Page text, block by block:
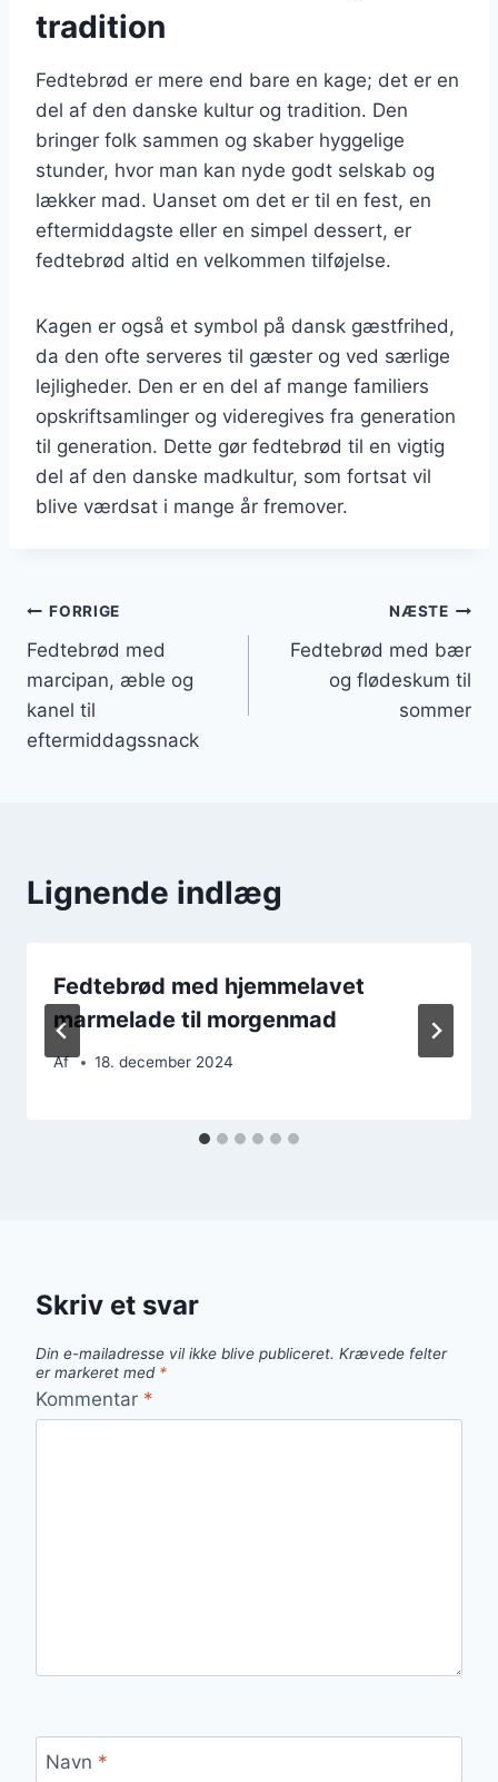
tradition
Fedtebrød er mere end bare en kage; det er en
del af den danske kultur og tradition. Den
bringer folk sammen og skaber hyggelige
stunder, hvor man kan nyde godt selskab og
lækker mad. Uanset om det er til en fest, en
eftermiddagste eller en simpel dessert, er
fedtebrød altid en velkommen tilføjelse.
Kagen er også et symbol på dansk gæstfrihed,
da den ofte serveres til gæster og ved særlige
lejligheder. Den er en del af mange familiers
opskriftsamlinger og videregives fra generation
til generation. Dette gør fedtebrød til en vigtig
del af den danske madkultur, som fortsat vil
blive værdsat i mange år fremover.
Indlægsnavigation
FORRIGE
Fedtebrød med
marcipan, æble og
kanel til
eftermiddagssnack
NÆSTE
Fedtebrød med bær
og flødeskum til
sommer
Lignende indlæg
Fedtebrød med hjemmelavet
marmelade til morgenmad
Af 18. december 2024
Skriv et svar
Din e-mailadresse vil ikke blive publiceret. Krævede felter
er markeret med *
Kommentar *
Navn *